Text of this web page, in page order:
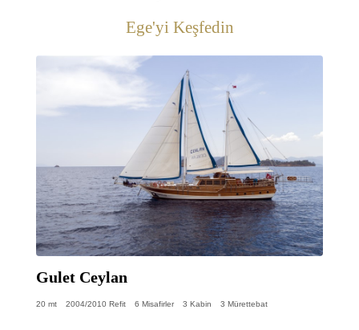
Ege'yi Keşfedin
Gulet Ceylan
20 mt 2004/2010 Refit 6 Misafirler 3 Kabin 3 Mürettebat